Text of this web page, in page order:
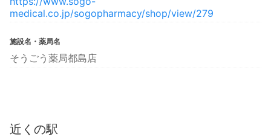
medical.co.jp/sogopharmacy/shop/view/279
施設名・薬局名
そうごう薬局都島店
近くの駅